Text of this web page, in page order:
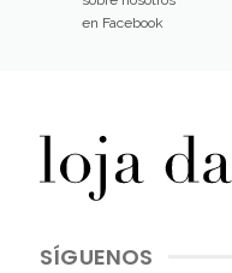
en Facebook
SÍGUENOS